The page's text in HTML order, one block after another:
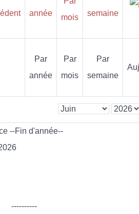
Par
année
Par
mois
Par
semaine
--Fin d'année--
----------